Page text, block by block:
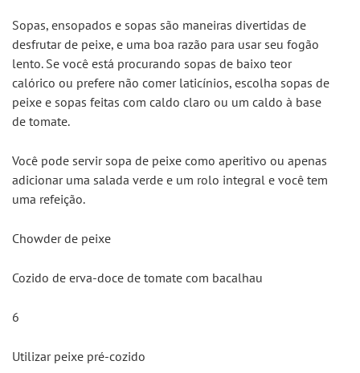
Sopas, ensopados e sopas são maneiras divertidas de
desfrutar de peixe, e uma boa razão para usar seu fogão
lento. Se você está procurando sopas de baixo teor
calórico ou prefere não comer laticínios, escolha sopas de
peixe e sopas feitas com caldo claro ou um caldo à base
de tomate.
Você pode servir sopa de peixe como aperitivo ou apenas
adicionar uma salada verde e um rolo integral e você tem
uma refeição.
Chowder de peixe
Cozido de erva-doce de tomate com bacalhau
6
Utilizar peixe pré-cozido